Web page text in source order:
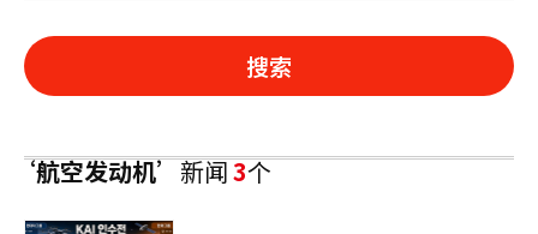
搜索
‘航空发动机’新闻3个